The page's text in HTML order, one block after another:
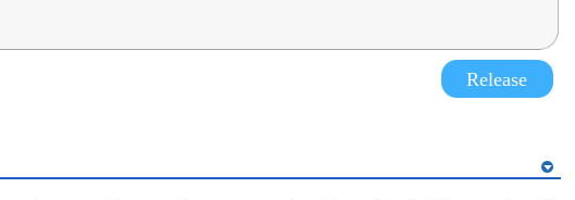
Release